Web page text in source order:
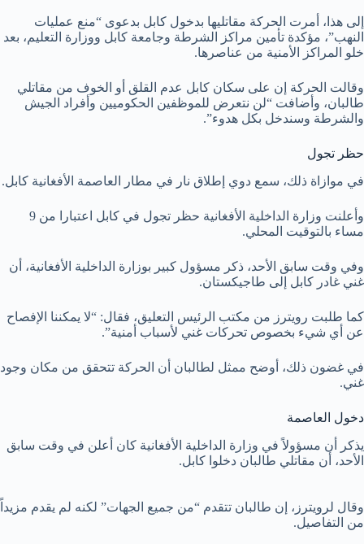
إلى هذا، أمرت الحركة مقاتليها بدخول كابل بدعوى “منع عمليات
النهب”، مؤكدة تأمين مراكز الشرطة وجامعة كابل ووزارة التعليم، بعد
خلو المراكز الأمنية من عناصرها.
وقالت الحركة إن على سكان كابل عدم القلق أو الخوف من مقاتلي
طالبان، وأضافت “لن نتعرض للموظفين الحكوميين وأفراد الجيش
والشرطة وسندخل بكل هدوء”.
حظر تجول
في موازاة ذلك، سمع دوي إطلاق نار في مطار العاصمة الأفغانية كابل.
وأعلنت وزارة الداخلية الأفغانية حظر تجول في كابل اعتبارا من 9
مساء بالتوقيت المحلي.
وفي وقت سابق الأحد، ذكر مسؤول كبير بوزارة الداخلية الأفغانية، أن
غني غادر كابل إلى طاجيكستان.
كما طلبت رويترز من مكتب الرئيس التعليق، فقال: “لا يمكننا الإفصاح
عن أي شيء بخصوص تحركات غني لأسباب أمنية”.
في غضون ذلك، أوضح ممثل لطالبان أن الحركة تتحقق من مكان وجود
غني.
دخول العاصمة
يذكر أن مسؤولاً في وزارة الداخلية الأفغانية كان أعلن في وقت سابق
الأحد، أن مقاتلي طالبان دخلوا كابل.
وقال لرويترز، إن طالبان تتقدم “من جميع الجهات” لكنه لم يقدم مزيداً
من التفاصيل.